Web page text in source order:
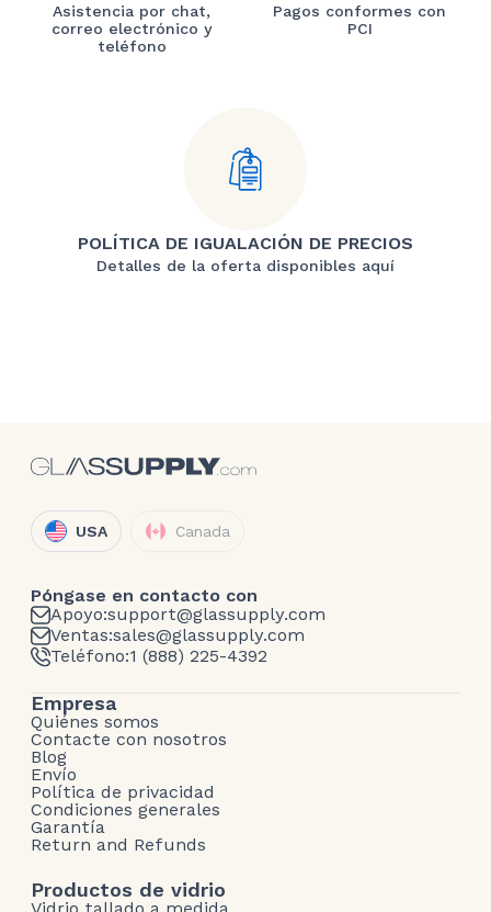
Asistencia por chat,
correo electrónico y
teléfono
Pagos conformes con
PCI
POLÍTICA DE IGUALACIÓN DE PRECIOS
Detalles de la oferta disponibles aquí
USA Canada
Póngase en contacto con
Apoyo:support@glassupply.com
Ventas:sales@glassupply.com
Teléfono:1 (888) 225-4392
Empresa
Quiénes somos
Contacte con nosotros
Blog
Envío
Política de privacidad
Condiciones generales
Garantía
Return and Refunds
Productos de vidrio